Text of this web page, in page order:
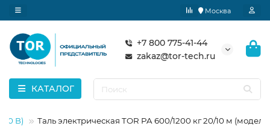
Москва
+7 800 775-41-44
zakaz@tor-tech.ru
КАТАЛОГ
В) Таль электрическая TOR PA 600/1200 кг 20/10 м (модель